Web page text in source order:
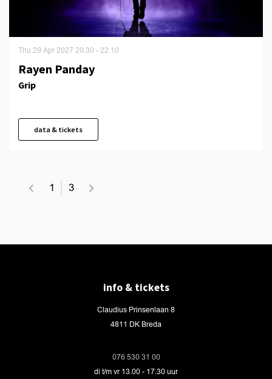
Rayen Panday
Grip
Thu 29 Apr 2027 20.30 - 22.10
data & tickets
1 3
info & tickets
Claudius Prinsenlaan 8
4811 DK Breda
076 530 31 00
di t/m vr 13.00 - 17.30 uur